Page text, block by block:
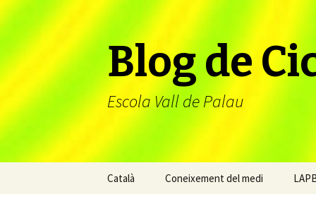
Blog de
Escola Vall de Palau
Català Coneixement del medi